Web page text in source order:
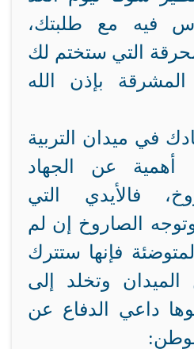
فيه مع طلبتك،
التي ستختم لك
المشرقة بإذن الله
في ميدان التربية
أهمية عن الجهاد
فالأيدي التي
الصاروخ إن لم
فإنها ستترك
الميدان وتخلد إلى
داعي الدفاع عن